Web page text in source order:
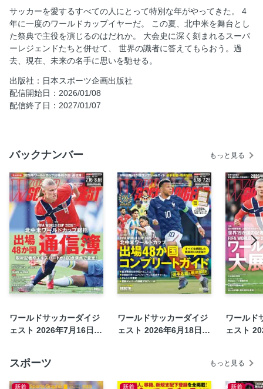
26年の主役候補ランキング
1位 キリアン・エムバぺ
2位 ラミネ・ヤマル
3位 アーリング・ハーランド
6位 ヴィティーニャ 7位 ペドリ
8位 エステバン 9位 ラフィーニャ
ーノ・ロナウド
15位／16位 フロリアン・ヴィルツ／ニック・ヴォルテマ
ーデ
17位／18位 ジャマル・ムシアラ／アシュラフ・ハキミ
19位／20位 ヤン・ディオマンデ／フリアン・アルバレス
21位以下のランキング
「26年W杯の主役候補」 識者アンケート結果一覧
[関連企画①] Nextワンダーボーイは誰だ ヤングタレント
カタログ
BIG５
アルゼンチン編
ドイツ編
ブラジル編
サッカーを愛するすべての人にとって特別な年がやってきた。 4
年に一度のワールドカップイヤーだ。 この夏、北中米を舞台とし
た祭典で主役を演じるのはだれか。 大会史に深く刻まれるスーパ
ーレジェンドたちと併せて、 世界の識者に答えてもらおう。過
去、現在、未来の名手に思いを馳せる。
出版社：日本スポーツ企画出版社
配信開始日：2026/01/08
配信終了日：2027/01/07
バックナンバー もっと見る
ワールドサッカーダイジ
ェスト 2026年7月16日・
ワールドサッカーダイジ
ェスト 2026年6月18日・
ワールド
ェスト
スポーツ もっと見る
新着 新着 新着